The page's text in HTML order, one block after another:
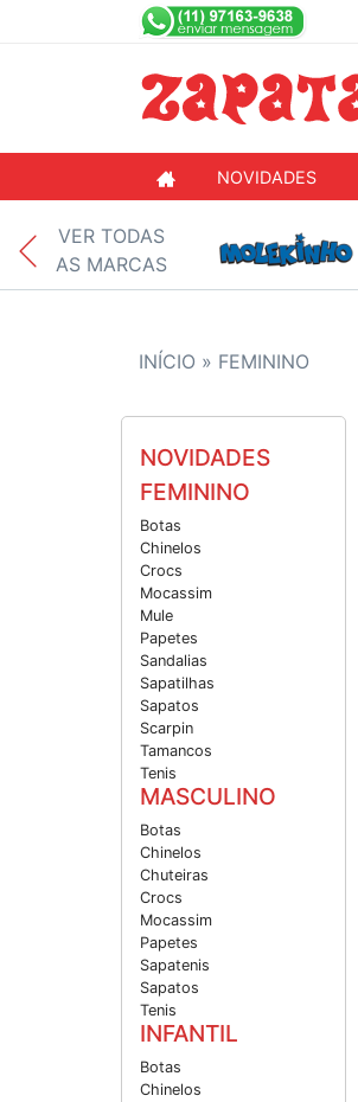
NOVIDADES
VER TODAS
AS MARCAS
INÍCIO » FEMININO
NOVIDADES
FEMININO
Botas
Chinelos
Crocs
Mocassim
Mule
Papetes
Sandalias
Sapatilhas
Sapatos
Scarpin
Tamancos
Tenis
MASCULINO
Botas
Chinelos
Chuteiras
Crocs
Mocassim
Papetes
Sapatenis
Sapatos
Tenis
INFANTIL
Botas
Chinelos